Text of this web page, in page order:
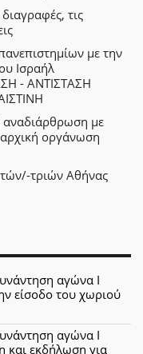
τις
με την
Ισραήλ
- ΑΝΤΙΣΤΑΣΗ
αναδιάρθρωση με
οργάνωση
τριών Αθήνας
αγώνα Ι
είσοδο του χωριού
αγώνα Ι
εκδήλωση για